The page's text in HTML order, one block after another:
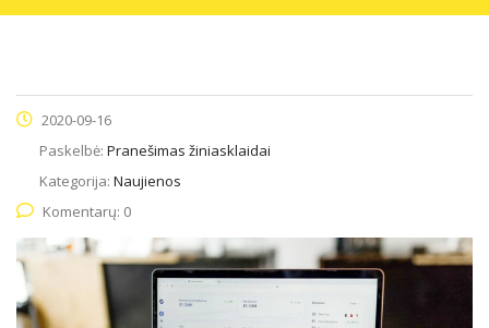
2020-09-16
Paskelbė: Pranešimas žiniasklaidai
Kategorija: Naujienos
Komentarų: 0